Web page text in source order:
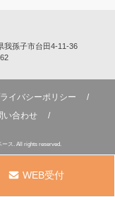
我孫子市台田4-11-36
イバシーポリシー
い合わせ
ス. All rights reserved.
WEB受付